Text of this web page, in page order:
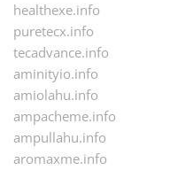
healthexe.info
puretecx.info
tecadvance.info
aminityio.info
amiolahu.info
ampacheme.info
ampullahu.info
aromaxme.info